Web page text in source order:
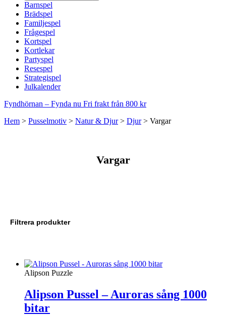
Barnspel
Brädspel
Familjespel
Frågespel
Kortspel
Kortlekar
Partyspel
Resespel
Strategispel
Julkalender
Fyndhörnan – Fynda nu Fri frakt från 800 kr
Hem > Pusselmotiv > Natur & Djur> Djur> Vargar
Vargar
Filtrera produkter
Alipson Puzzle
Alipson Pussel – Auroras sång 1000
bitar